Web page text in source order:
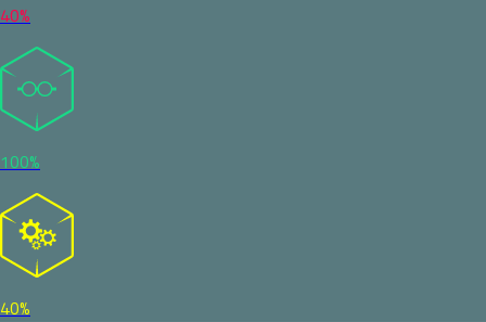
40%
100%
40%